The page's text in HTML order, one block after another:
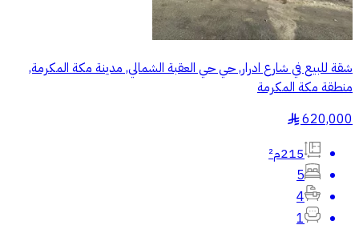
شقة للبيع في شارع ادرار, حي حي العقبة الشمالي, مدينة مكة المكرمة,
منطقة مكة المكرمة
620,000
§
215م²
5
4
1